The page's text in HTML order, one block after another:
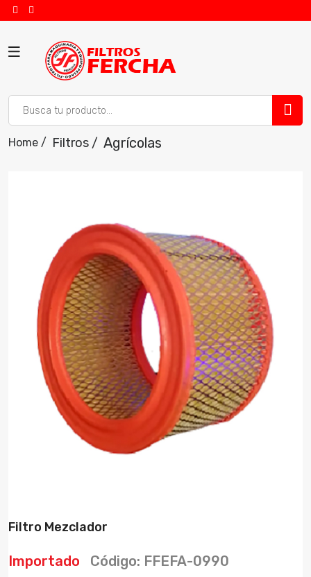
Home / Filtros / Agrícolas
Filtro Mezclador
Importado Código: FFEFA-0990